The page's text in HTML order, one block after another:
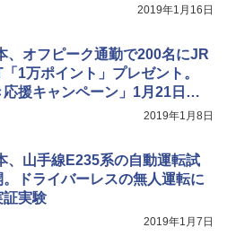
2019年1月16日
、オフピーク通勤で200名にJR
「1万ポイント」プレゼント。
応援キャンペーン」1月21日か
2019年1月8日
、山手線E235系の自動運転試
ドライバーレスの無人運転に
証実験
2019年1月7日